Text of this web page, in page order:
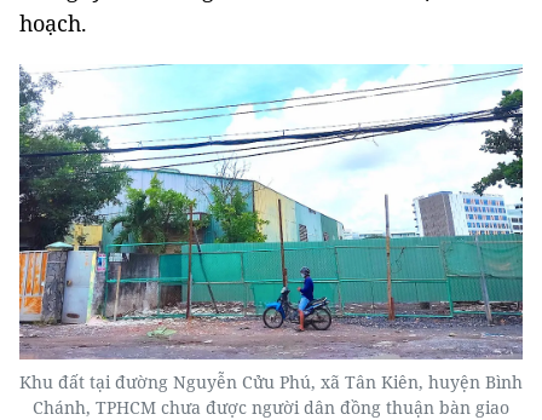
hoạch.
Khu đất tại đường Nguyễn Cửu Phú, xã Tân Kiên, huyện Bình
Chánh, TPHCM chưa được người dân đồng thuận bàn giao